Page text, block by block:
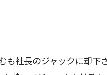
も社長のジャックに却下